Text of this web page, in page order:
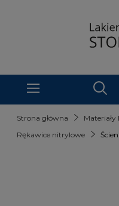
Strona główna
Rękawice nitrylowe